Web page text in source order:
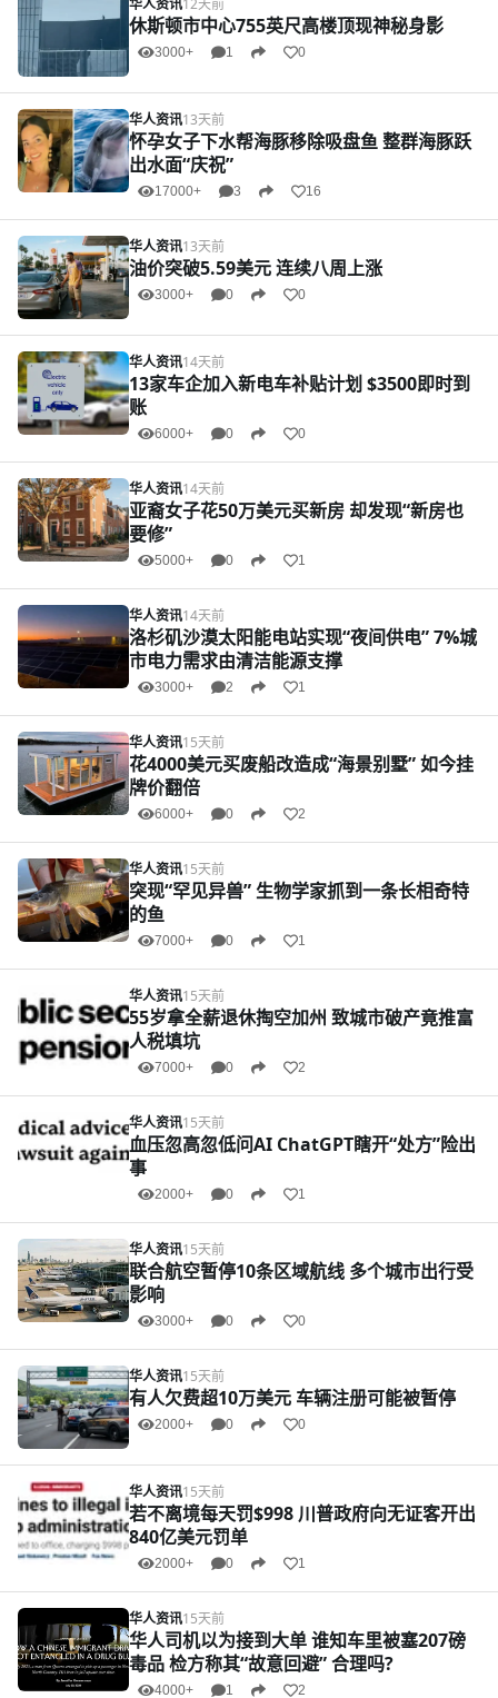
华人资讯12天前
休斯顿市中心755英尺高楼顶现神秘身影
3000+ 1 0
华人资讯13天前
怀孕女子下水帮海豚移除吸盘鱼 整群海豚跃
出水面“庆祝”
17000+ 3 16
华人资讯13天前
油价突破5.59美元 连续八周上涨
3000+ 0 0
华人资讯14天前
13家车企加入新电车补贴计划 $3500即时到
账
6000+ 0 0
华人资讯14天前
亚裔女子花50万美元买新房 却发现“新房也
要修”
5000+ 0 1
华人资讯14天前
洛杉矶沙漠太阳能电站实现“夜间供电” 7%城
市电力需求由清洁能源支撑
3000+ 2 1
华人资讯15天前
花4000美元买废船改造成“海景别墅” 如今挂
牌价翻倍
6000+ 0 2
华人资讯15天前
突现“罕见异兽” 生物学家抓到一条长相奇特
的鱼
7000+ 0 1
华人资讯15天前
55岁拿全薪退休掏空加州 致城市破产竟推富
人税填坑
7000+ 0 2
华人资讯15天前
血压忽高忽低问AI ChatGPT瞎开“处方”险出
事
2000+ 0 1
华人资讯15天前
联合航空暂停10条区域航线 多个城市出行受
影响
3000+ 0 0
华人资讯15天前
有人欠费超10万美元 车辆注册可能被暂停
2000+ 0 0
华人资讯15天前
若不离境每天罚$998 川普政府向无证客开出
840亿美元罚单
2000+ 0 1
华人资讯15天前
华人司机以为接到大单 谁知车里被塞207磅
毒品 检方称其“故意回避” 合理吗?
4000+ 1 2